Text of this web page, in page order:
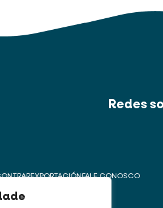
Redes
EXPORTACIÓNFALE CONOSCO